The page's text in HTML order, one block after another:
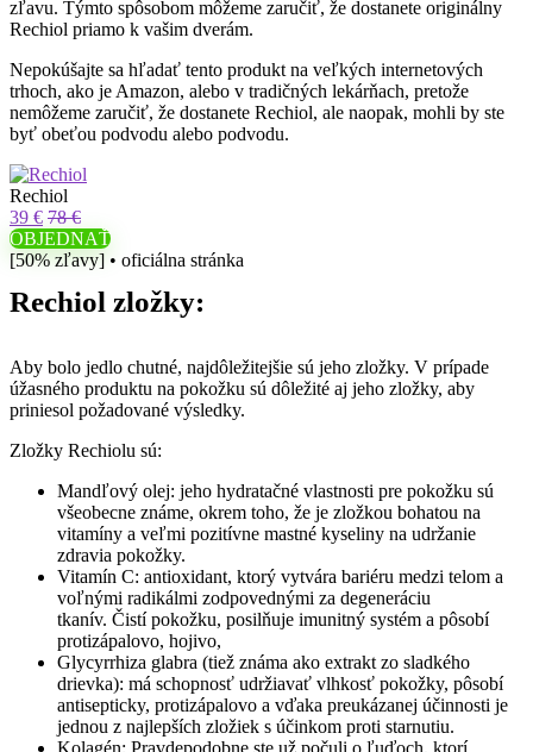
zľavu. Týmto spôsobom môžeme zaručiť, že dostanete originálny
Rechiol priamo k vašim dverám.
Nepokúšajte sa hľadať tento produkt na veľkých internetových
trhoch, ako je Amazon, alebo v tradičných lekárňach, pretože
nemôžeme zaručiť, že dostanete Rechiol, ale naopak, mohli by ste
byť obeťou podvodu alebo podvodu.
Rechiol
39 € 78 €
OBJEDNAŤ
[50% zľavy] • oficiálna stránka
Rechiol zložky:
Aby bolo jedlo chutné, najdôležitejšie sú jeho zložky. V prípade
úžasného produktu na pokožku sú dôležité aj jeho zložky, aby
priniesol požadované výsledky.
Zložky Rechiolu sú:
Mandľový olej: jeho hydratačné vlastnosti pre pokožku sú
všeobecne známe, okrem toho, že je zložkou bohatou na
vitamíny a veľmi pozitívne mastné kyseliny na udržanie
zdravia pokožky.
Vitamín C: antioxidant, ktorý vytvára bariéru medzi telom a
voľnými radikálmi zodpovednými za degeneráciu
tkanív. Čistí pokožku, posilňuje imunitný systém a pôsobí
protizápalovo, hojivo,
Glycyrrhiza glabra (tiež známa ako extrakt zo sladkého
drievka): má schopnosť udržiavať vlhkosť pokožky, pôsobí
antisepticky, protizápalovo a vďaka preukázanej účinnosti je
jednou z najlepších zložiek s účinkom proti starnutiu.
Kolagén: Pravdepodobne ste už počuli o ľuďoch, ktorí